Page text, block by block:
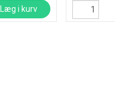
Læg i kurv